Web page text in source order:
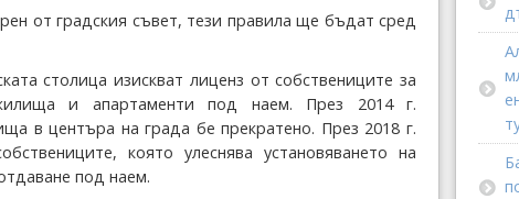
от градския съвет, тези правила ще бъдат сред
столица изискват лиценз от собствениците за
и апартаменти под наем. През 2014 г.
в центъра на града бе прекратено. През 2018 г.
която улеснява установяването на
под наем.